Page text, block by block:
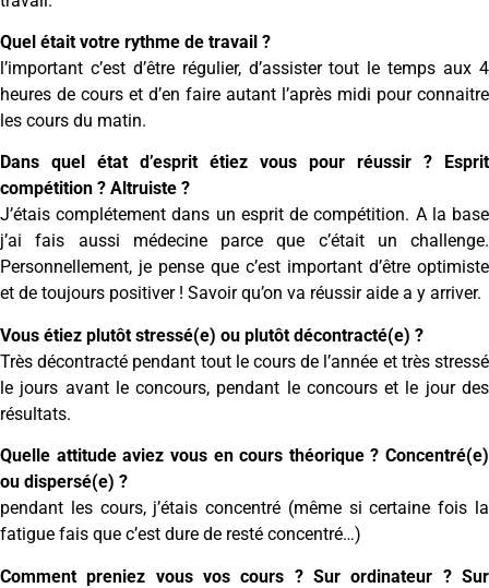
Quel était votre rythme de travail ?
l’important c’est d’être régulier, d’assister tout le temps aux 4
heures de cours et d’en faire autant l’après midi pour connaitre
les cours du matin.
Dans quel état d’esprit étiez vous pour réussir ? Esprit
compétition ? Altruiste ?
J’étais complétement dans un esprit de compétition. A la base
j’ai fais aussi médecine parce que c’était un challenge.
Personnellement, je pense que c’est important d’être optimiste
et de toujours positiver ! Savoir qu’on va réussir aide a y arriver.
Vous étiez plutôt stressé(e) ou plutôt décontracté(e) ?
Très décontracté pendant tout le cours de l’année et très stressé
le jours avant le concours, pendant le concours et le jour des
résultats.
Quelle attitude aviez vous en cours théorique ? Concentré(e)
ou dispersé(e) ?
pendant les cours, j’étais concentré (même si certaine fois la
fatigue fais que c’est dure de resté concentré…)
Comment preniez vous vos cours ? Sur ordinateur ? Sur